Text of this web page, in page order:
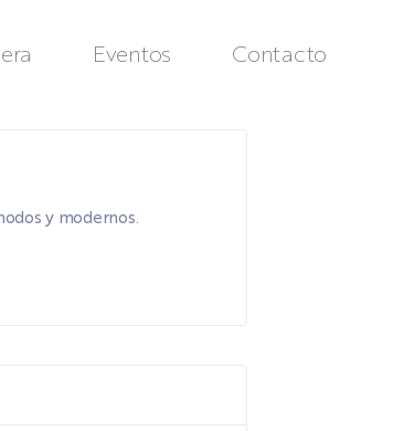
Eventos Contacto
y modernos.